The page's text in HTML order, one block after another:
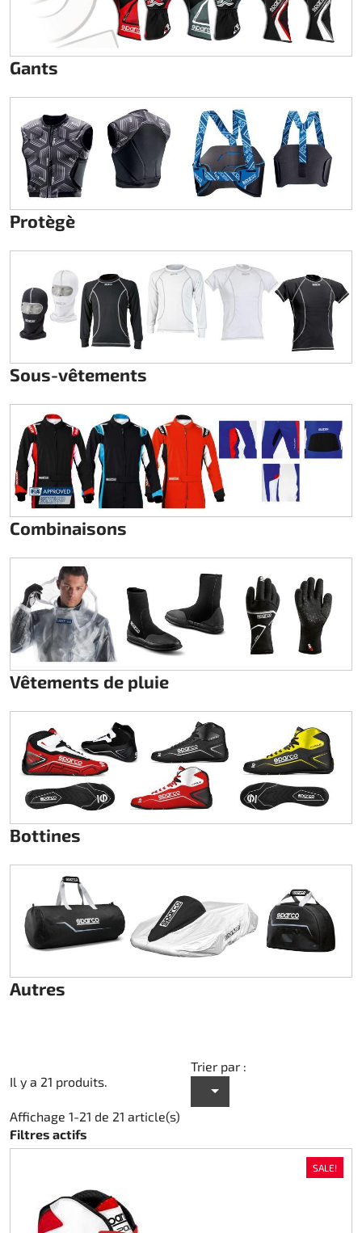
Gants
Protègè
Sous-vêtements
Combinaisons
Vêtements de pluie
Bottines
Autres
Il y a 21 produits.
Trier par :
Affichage 1-21 de 21 article(s)
Filtres actifs
SALE!
Ignition